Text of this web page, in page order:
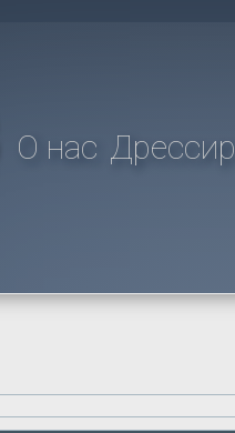
О нас